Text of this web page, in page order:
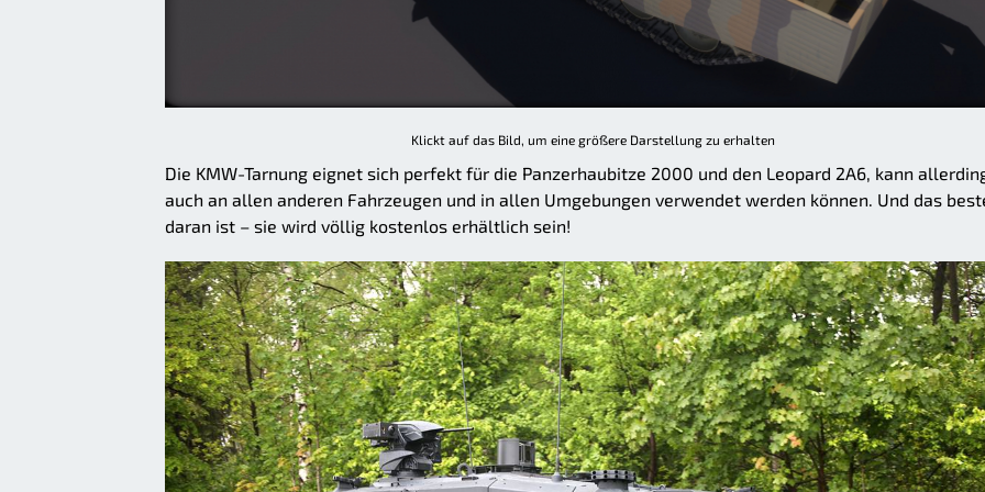
Klickt auf das Bild, um eine größere Darstellung zu erhalten
Die KMW-Tarnung eignet sich perfekt für die Panzerhaubitze 2000 und den Leopard 2A6, kann
auch an allen anderen Fahrzeugen und in allen Umgebungen verwendet werden können. Und das
daran ist – sie wird völlig kostenlos erhältlich sein!